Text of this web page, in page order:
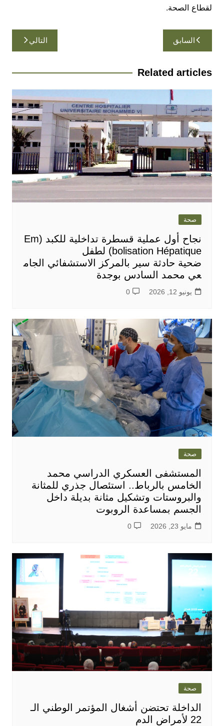
لقطاع الصحة.
تصفّح
المقالات
السابق التالي
Related articles
صحة
نجاح أول عملية قسطرة تداخلية للكبد (Em
bolisation Hépatique) لطفل
ضحية حادثة سير بالمركز الاستشفائي الجام
عي محمد السادس بوجدة
يونيو 12, 2026 0
صحة
المستشفى العسكري الدراسي محمد
الخامس بالرباط.. استئصال جذري للمثانة
والبروستات وتشكيل مثانة بديلة داخل
الجسم بمساعدة الروبوت
مايو 23, 2026 0
صحة
الداخلة تحتضن أشغال المؤتمر الوطني الـ
22 لأمراض الدم